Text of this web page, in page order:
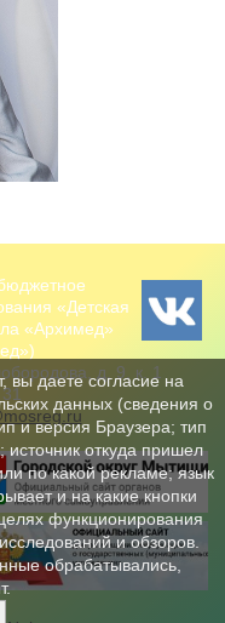
«Детская
«Архимед»
д. 9, к. 1
вы даете согласие на
данных (сведения о
и версия Браузера; тип
источник откуда пришел
по какой рекламе; язык
и на какие кнопки
функционирования
и обзоров.
обрабатывались,